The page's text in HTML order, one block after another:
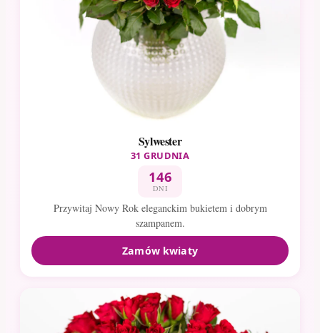
Sylwester
31 GRUDNIA
146
DNI
Przywitaj Nowy Rok eleganckim bukietem i dobrym
szampanem.
Zamów kwiaty